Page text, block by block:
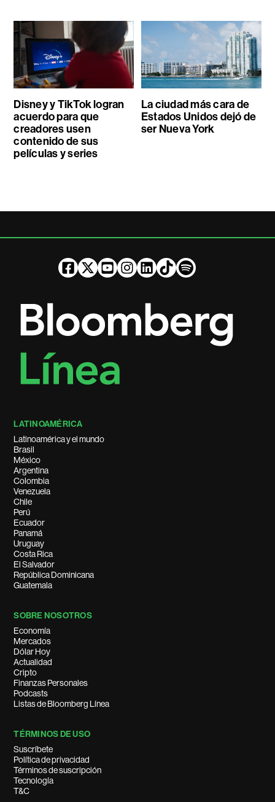
Disney y TikTok logran
acuerdo para que
creadores usen
contenido de sus
películas y series
La ciudad más cara de
Estados Unidos dejó de
ser Nueva York
LATINOAMÉRICA
Latinoamérica y el mundo
Brasil
México
Argentina
Colombia
Venezuela
Chile
Perú
Ecuador
Panamá
Uruguay
Costa Rica
El Salvador
República Dominicana
Guatemala
SOBRE NOSOTROS
Economía
Mercados
Dólar Hoy
Actualidad
Cripto
Finanzas Personales
Podcasts
Listas de Bloomberg Línea
TÉRMINOS DE USO
Suscríbete
Política de privacidad
Términos de suscripción
Tecnología
T&C